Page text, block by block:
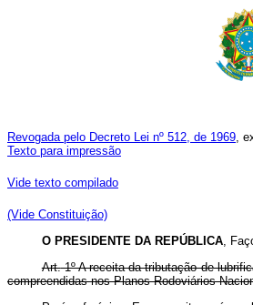
Revogada pelo Decreto Lei nº 512, de 1969,
Texto para impressão
Vide texto compilado
(Vide Constituição)
O PRESIDENTE DA REPÚBLICA,
Art.1º A receita da tributação de
compreendidas nos Planos Rodoviários